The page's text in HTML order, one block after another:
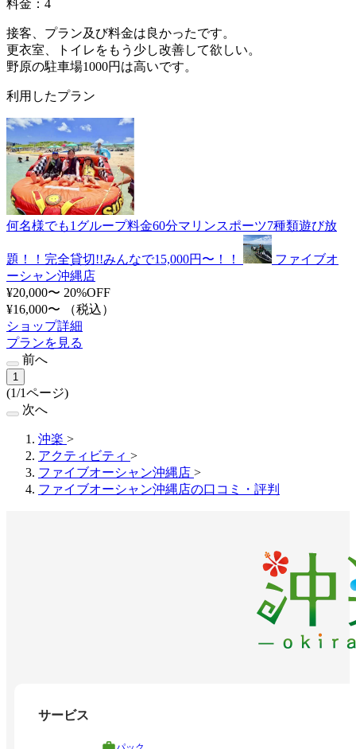
料金：4
接客、プラン及び料金は良かったです。
更衣室、トイレをもう少し改善して欲しい。
野原の駐車場1000円は高いです。
利用したプラン
何名様でも1グループ料金60分マリンスポーツ7種類遊び放
題！！完全貸切!!みんなで15,000円〜！！
ファイブオ
ーシャン沖縄店
¥20,000〜 20%OFF
¥16,000〜
（税込）
ショップ詳細
プランを見る
前へ
1
(1/1ページ)
次へ
沖楽 >
アクティビティ >
ファイブオーシャン沖縄店 >
ファイブオーシャン沖縄店の口コミ・評判
サービス